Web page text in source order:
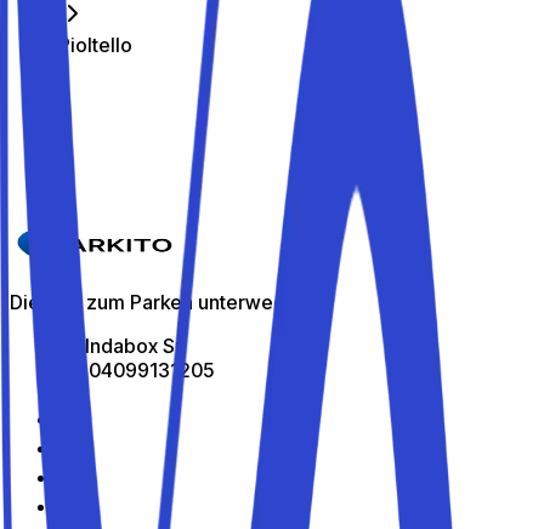
Pioltello
Die besten Parkplätze in Pioltello
Parkito in Via alla Stazione 22
Details
Die App zum Parken unterwegs
All Indabox Srl
P.I: 04099131205